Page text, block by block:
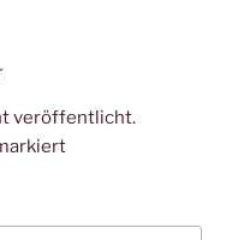
veröffentlicht.